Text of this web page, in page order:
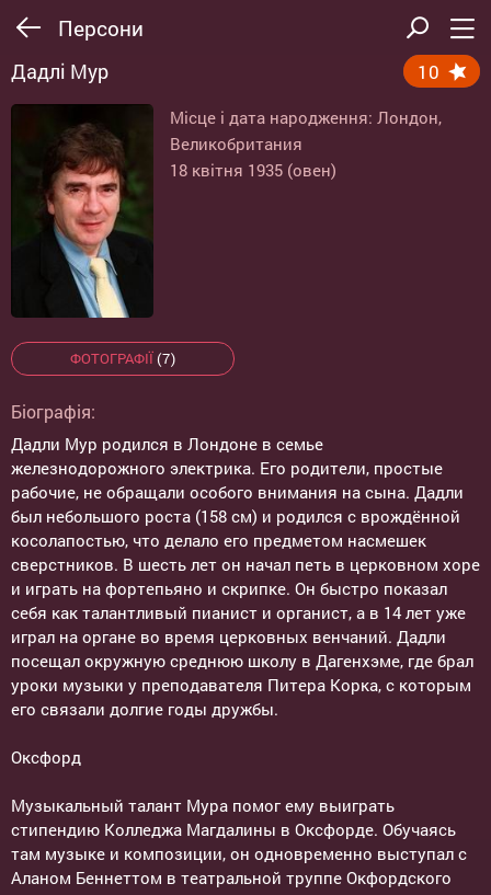
Персони
Дадлі Мур 10
Місце і дата народження: Лондон,
Великобритания
18 квітня 1935 (овен)
ФОТОГРАФІЇ(7)
Біографія:
Дадли Мур родился в Лондоне в семье
железнодорожного электрика. Его родители, простые
рабочие, не обращали особого внимания на сына. Дадли
был небольшого роста (158 см) и родился с врождённой
косолапостью, что делало его предметом насмешек
сверстников. В шесть лет он начал петь в церковном хоре
и играть на фортепьяно и скрипке. Он быстро показал
себя как талантливый пианист и органист, а в 14 лет уже
играл на органе во время церковных венчаний. Дадли
посещал окружную среднюю школу в Дагенхэме, где брал
уроки музыки у преподавателя Питера Корка, с которым
его связали долгие годы дружбы.
Оксфорд
Музыкальный талант Мура помог ему выиграть
стипендию Колледжа Магдалины в Оксфорде. Обучаясь
там музыке и композиции, он одновременно выступал с
Аланом Беннеттом в театральной труппе Окфордского